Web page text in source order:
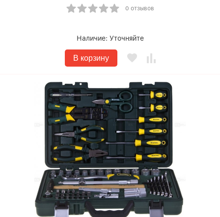
0 отзывов
Наличие: Уточняйте
В корзину